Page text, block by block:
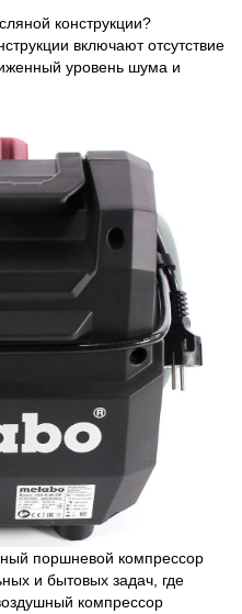
конструкции?
включают отсутствие
уровень шума и
поршневой компрессор
и бытовых задач, где
компрессор